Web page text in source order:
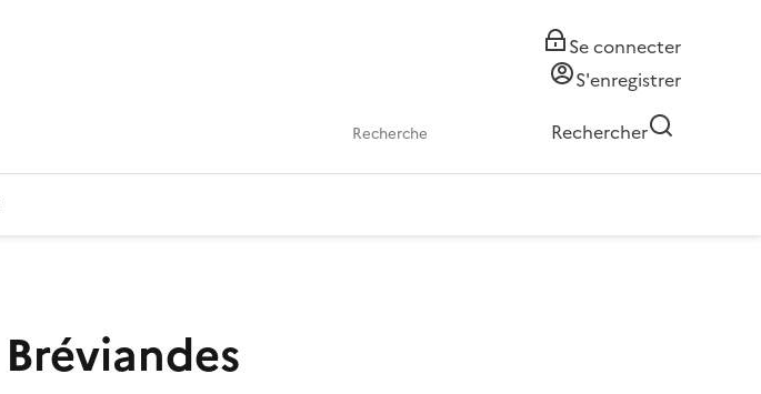
Se connecter
S'enregistrer
Rechercher